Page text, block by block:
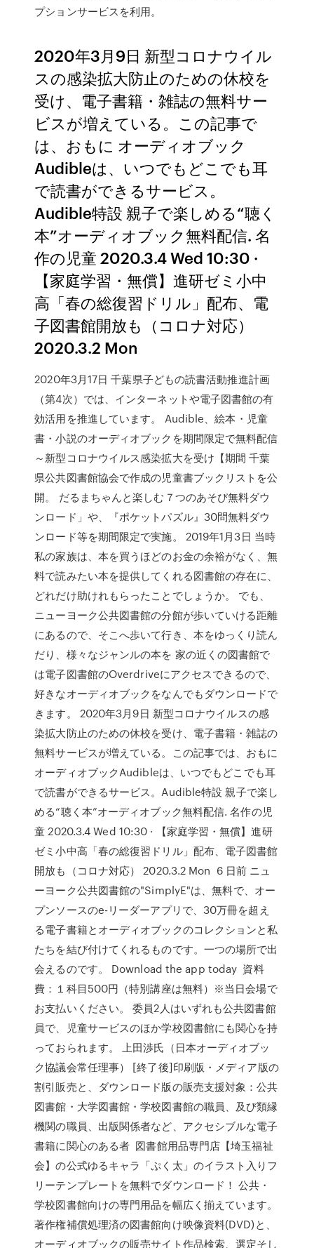
プションサービスを利用。
2020年3月9日 新型コロナウイル
スの感染拡大防止のための休校を
受け、電子書籍・雑誌の無料サー
ビスが増えている。この記事で
は、おもに オーディオブック
Audibleは、いつでもどこでも耳
で読書ができるサービス。
Audible特設 親子で楽しめる“聴く
本”オーディオブック無料配信. 名
作の児童 2020.3.4 Wed 10:30 ·
【家庭学習・無償】進研ゼミ小中
高「春の総復習ドリル」配布、電
子図書館開放も（コロナ対応）
2020.3.2 Mon
2020年3月17日 千葉県子どもの読書活動推進計画
（第4次）では、インターネットや電子図書館の有
効活用を推進しています。 Audible、絵本・児童
書・小説のオーディオブックを期間限定で無料配信
～新型コロナウイルス感染拡大を受け【期間 千葉
県公共図書館協会で作成の児童書ブックリストを公
開。 だるまちゃんと楽しむ７つのあそび無料ダウ
ンロード」や、『ポケットパズル』30問無料ダウ
ンロード等を期間限定で実施。 2019年1月3日 当時
私の家族は、本を買うほどのお金の余裕がなく、無
料で読みたい本を提供してくれる図書館の存在に、
どれだけ助けれもらったことでしょうか。 でも、
ニューヨーク公共図書館の分館が歩いていける距離
にあるので、そこへ歩いて行き、本をゆっくり読ん
だり、様々なジャンルの本を 家の近くの図書館で
は電子図書館のOverdriveにアクセスできるので、
好きなオーディオブックをなんでもダウンロードで
きます。 2020年3月9日 新型コロナウイルスの感
染拡大防止のための休校を受け、電子書籍・雑誌の
無料サービスが増えている。この記事では、おもに
オーディオブックAudibleは、いつでもどこでも耳
で読書ができるサービス。Audible特設 親子で楽し
める“聴く本”オーディオブック無料配信. 名作の児
童 2020.3.4 Wed 10:30 · 【家庭学習・無償】進研
ゼミ小中高「春の総復習ドリル」配布、電子図書館
開放も（コロナ対応） 2020.3.2 Mon 6 日前 ニュ
ーヨーク公共図書館の"SimplyE"は、無料で、オー
プンソースのe-リーダーアプリで、30万冊を超え
る電子書籍とオーディオブックのコレクションと私
たちを結び付けてくれるものです。一つの場所で出
会えるのです。 Download the app today 資料
費：１科目500円（特別講座は無料）※当日会場で
お支払いください。 委員2人はいずれも公共図書館
員で、児童サービスのほか学校図書館にも関心を持
っておられます。 上田渉氏（日本オーディオブッ
ク協議会常任理事） [終了後]印刷版・メディア版の
割引販売と、ダウンロード版の販売支援対象：公共
図書館・大学図書館・学校図書館の職員、及び類縁
機関の職員、出版関係者など、アクセシブルな電子
書籍に関心のある者 図書館用品専門店【埼玉福祉
会】の公式ゆるキャラ「ぷく太」のイラスト入りフ
リーテンプレートを無料でダウンロード！ 公共・
学校図書館向けの専門用品を幅広く揃えています。
著作権補償処理済の図書館向け映像資料(DVD)と、
オーディオブックの販売サイト作品検索、選定そし